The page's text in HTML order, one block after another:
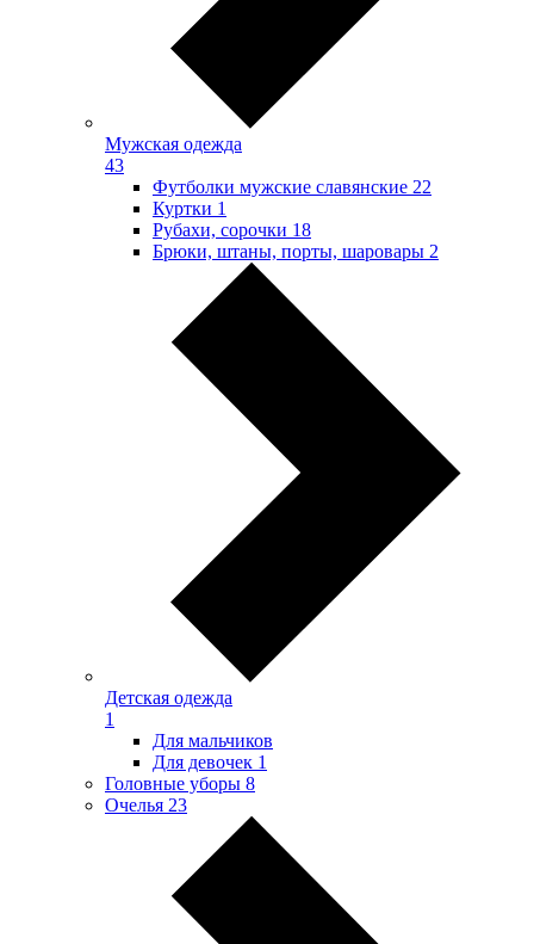
Мужская одежда
43
Футболки мужские славянские 22
Куртки 1
Рубахи, сорочки 18
Брюки, штаны, порты, шаровары 2
Детская одежда
1
Для мальчиков
Для девочек 1
Головные уборы 8
Очелья 23